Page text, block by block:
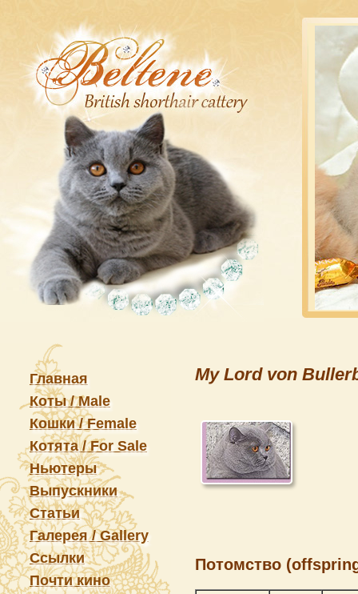
Главная
Коты / Male
Кошки / Female
Котята / For Sale
Ньютеры
Выпускники
Статьи
Галерея / Gallery
Ссылки
Почти кино
My Lord von
Потомство